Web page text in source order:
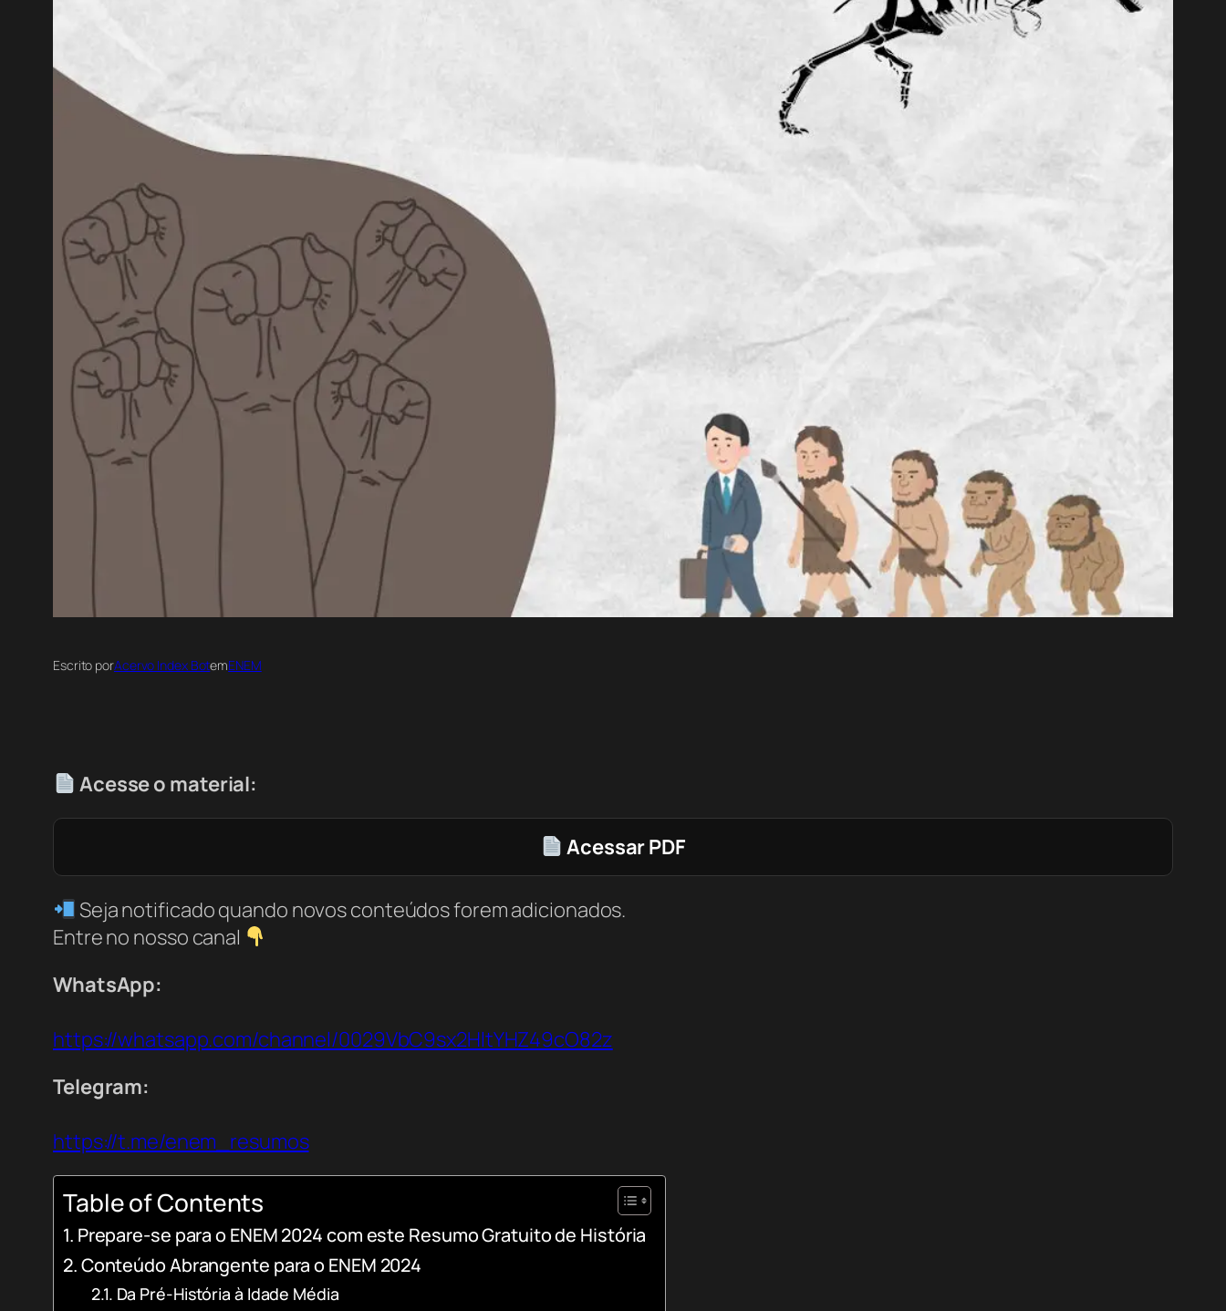
Escrito porAcervo Index BotemENEM
Acesse o material:
Acessar PDF
Seja notificado quando novos conteúdos forem adicionados.
Entre no nosso canal
WhatsApp:
https://whatsapp.com/channel/0029VbC9sx2HltYHZ49cO82z
Telegram:
https://t.me/enem_resumos
Table of Contents
Prepare-se para o ENEM 2024 com este Resumo Gratuito de História
Conteúdo Abrangente para o ENEM 2024
Da Pré-História à Idade Média